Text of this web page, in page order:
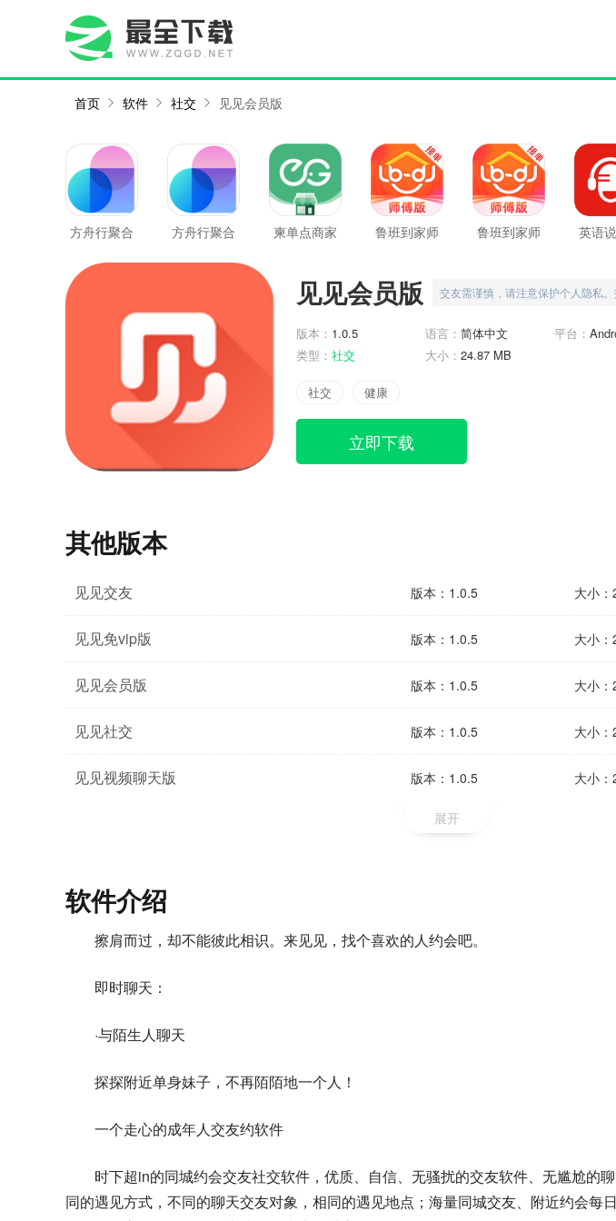
首页 软件 社交 见见会员版
方舟行聚合
方舟行聚合
柬单点商家
鲁班到家师
鲁班到家师
英语
见见会员版 交友需谨慎，请注意保护个人隐私
版本： 1.0.5 语言： 简体中文 平台：
类型： 社交 大小： 24.87 MB
社交 健康
立即下载
其他版本
见见交友 版本：1.0.5 大小
见见免vip版 版本：1.0.5 大小
见见会员版 版本：1.0.5 大小
见见社交 版本：1.0.5 大小
见见视频聊天版 版本：1.0.5 大小
展开
软件介绍
擦肩而过，却不能彼此相识。来见见，找个喜欢的人约会吧。
即时聊天：
·与陌生人聊天
探探附近单身妹子，不再陌陌地一个人！
一个走心的成年人交友约软件
时下超in的同城约会交友社交软件，优质、自信、无骚扰的交友软件、无尴尬的
同的遇见方式，不同的聊天交友对象，相同的遇见地点；海量同城交友、附近约会每